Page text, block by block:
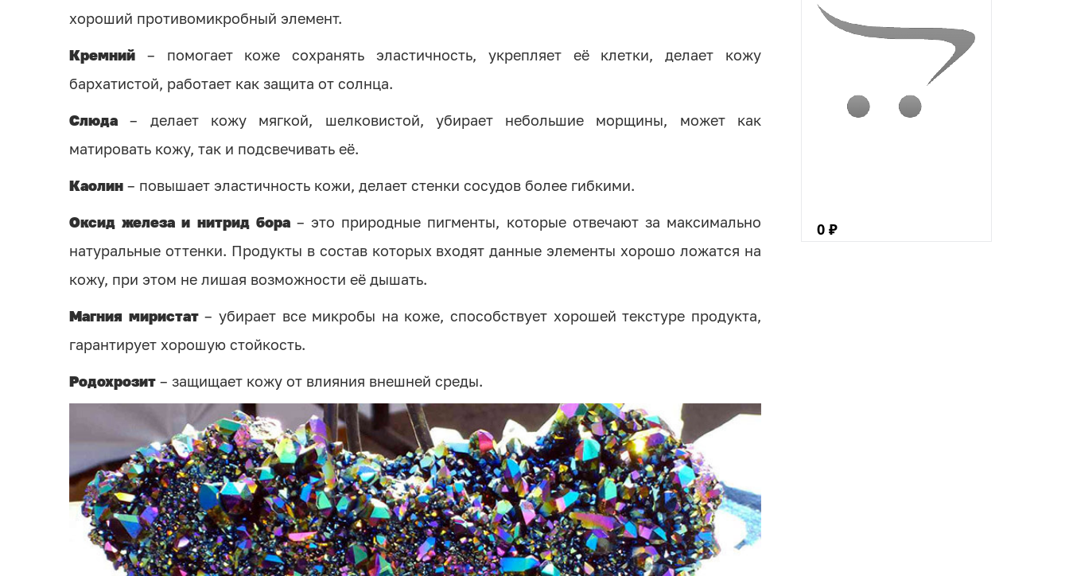
хороший противомикробный элемент.
Кремний – помогает коже сохранять эластичность, укрепляет её клетки, делает кожу
бархатистой, работает как защита от солнца.
Слюда – делает кожу мягкой, шелковистой, убирает небольшие морщины, может как
матировать кожу, так и подсвечивать её.
Каолин – повышает эластичность кожи, делает стенки сосудов более гибкими.
Оксид железа и нитрид бора– это природные пигменты, которые отвечают за максимально
натуральные оттенки. Продукты в состав которых входят данные элементы хорошо ложатся на
кожу, при этом не лишая возможности её дышать.
Магния миристат– убирает все микробы на коже, способствует хорошей текстуре продукта,
гарантирует хорошую стойкость.
Родохрозит – защищает кожу от влияния внешней среды.
0 ₽